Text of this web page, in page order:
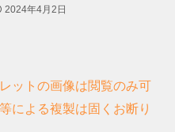
2024年4月2日
ットの画像は閲覧のみ可
による複製は固くお断り